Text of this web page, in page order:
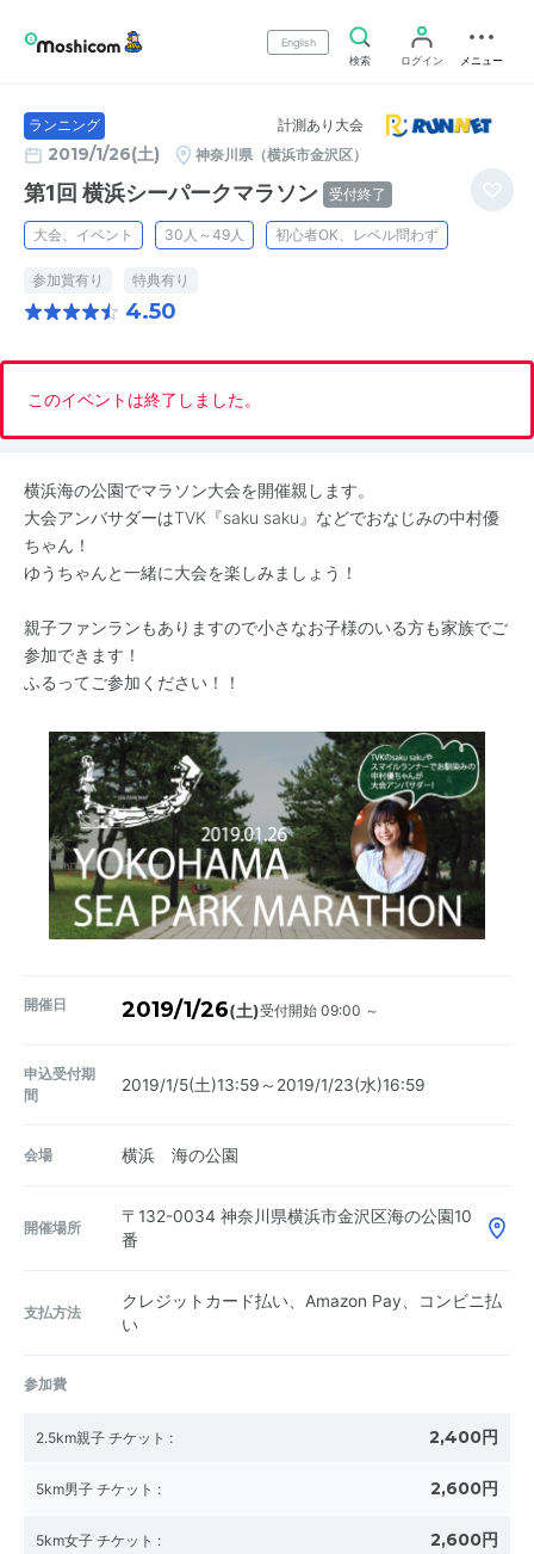
English
検索
ログイン メニュー
ランニング 計測あり大会
2019/1/26(土) 神奈川県（横浜市金沢区）
第1回 横浜シーパークマラソン 受付終了
大会、イベント 30人～49人 初心者OK、レベル問わず
参加賞有り 特典有り
4.50
このイベントは終了しました。
横浜海の公園でマラソン大会を開催親します。
大会アンバサダーはTVK『saku saku』などでおなじみの中村優
ちゃん！
ゆうちゃんと一緒に大会を楽しみましょう！
親子ファンランもありますので小さなお子様のいる方も家族でご
参加できます！
ふるってご参加ください！！
開催日 2019/1/26(土)受付開始 09:00 ～
申込受付期
間
2019/1/5(土)13:59～2019/1/23(水)16:59
会場 横浜 海の公園
開催場所
〒132-0034 神奈川県横浜市金沢区海の公園10
番
支払方法
クレジットカード払い、Amazon Pay、コンビニ払
い
参加費
2.5km親子 チケット : 2,400円
5km男子 チケット : 2,600円
5km女子 チケット : 2,600円